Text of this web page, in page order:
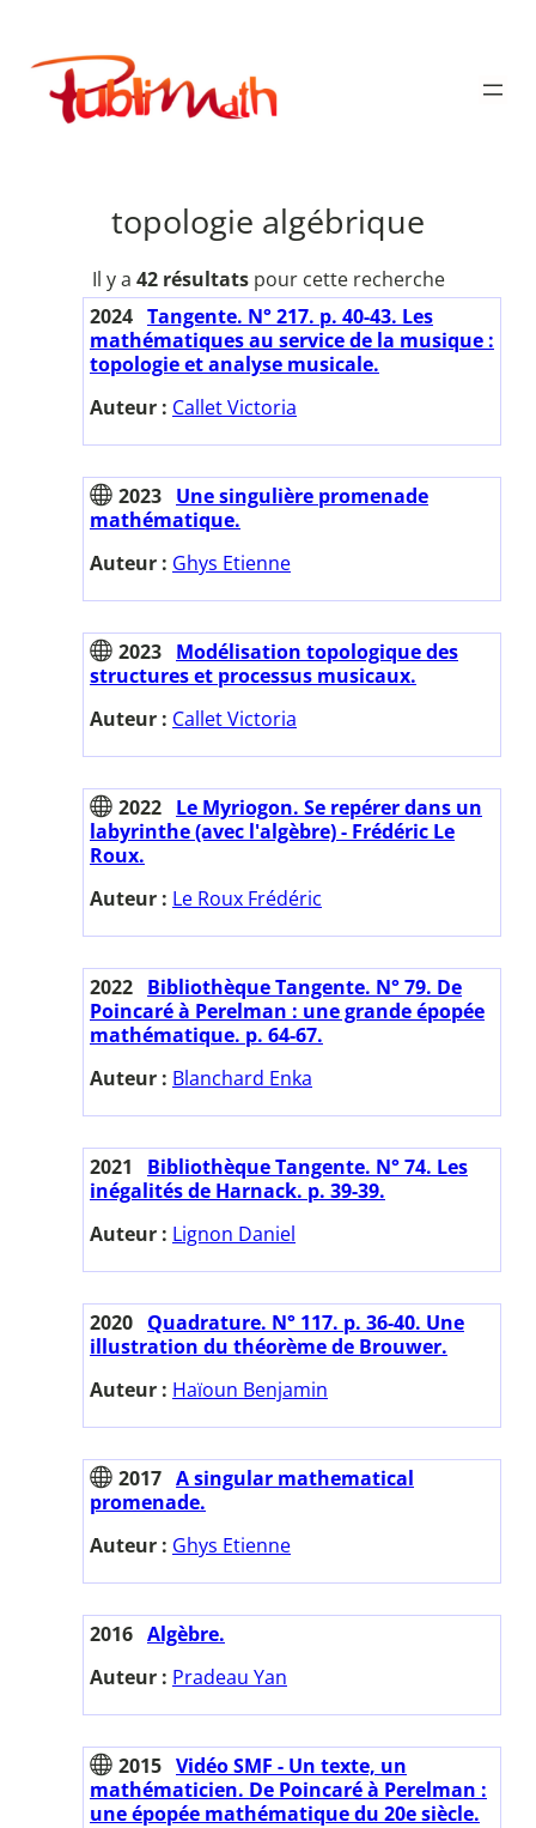
contenu
Publimath
topologie algébrique
Il y a 42 résultatspour cette recherche
2024 Tangente. N° 217. p. 40-43. Les
mathématiques au service de la musique :
topologie et analyse musicale.
Auteur : Callet Victoria
2023 Une singulière promenade
mathématique.
Auteur : Ghys Etienne
2023 Modélisation topologique des
structures et processus musicaux.
Auteur : Callet Victoria
2022 Le Myriogon. Se repérer dans un
labyrinthe (avec l'algèbre) - Frédéric Le
Roux.
Auteur : Le Roux Frédéric
2022 Bibliothèque Tangente. N° 79. De
Poincaré à Perelman : une grande épopée
mathématique. p. 64-67.
Auteur : Blanchard Enka
2021
Bibliothèque Tangente. N° 74. Les
inégalités de Harnack. p. 39-39.
Auteur : Lignon Daniel
2020 Quadrature. N° 117. p. 36-40. Une
illustration du théorème de Brouwer.
Auteur : Haïoun Benjamin
2017 A singular mathematical
promenade.
Auteur : Ghys Etienne
2016 Algèbre.
Auteur : Pradeau Yan
2015 Vidéo SMF - Un texte, un
mathématicien. De Poincaré à Perelman :
une épopée mathématique du 20e siècle.